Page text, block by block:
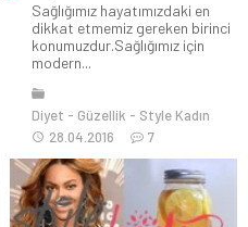
Sağlığımız hayatımızdaki en
dikkat etmemiz gereken birinci
konumuzdur.Sağlığımız için
modern...
Diyet Güzellik
Style Kadın
28.04.2016
7